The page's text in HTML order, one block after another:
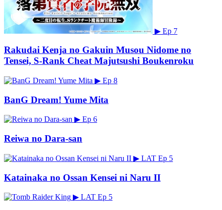
▶ Ep 7
Rakudai Kenja no Gakuin Musou Nidome no
Tensei, S-Rank Cheat Majutsushi Boukenroku
▶ Ep 8
BanG Dream! Yume Mita
▶ Ep 6
Reiwa no Dara-san
▶ LAT Ep 5
Katainaka no Ossan Kensei ni Naru II
▶ LAT Ep 5